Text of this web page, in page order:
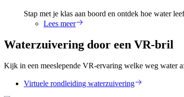
Stap met je klas aan boord en ontdek hoe water
Lees meer
Waterzuivering door een VR-bril
Kijk in een meeslepende VR-ervaring welke weg water
Virtuele rondleiding waterzuivering